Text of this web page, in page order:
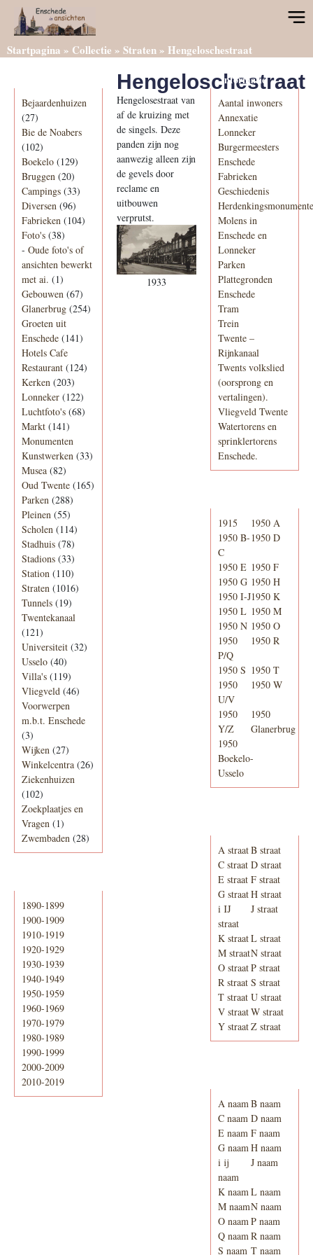
Startpagina » Collectie » Straten» Hengeloschestraat
Bejaardenhuizen
(27)
Bie de Noabers
(102)
Boekelo (129)
Bruggen (20)
Campings (33)
Diversen (96)
Fabrieken (104)
Foto's (38)
- Oude foto's of
ansichten bewerkt
met ai. (1)
Gebouwen (67)
Glanerbrug (254)
Groeten uit
Enschede (141)
Hotels Cafe
Restaurant (124)
Kerken (203)
Lonneker (122)
Luchtfoto's (68)
Markt (141)
Monumenten
Kunstwerken (33)
Musea (82)
Oud Twente (165)
Parken (288)
Pleinen (55)
Scholen (114)
Stadhuis (78)
Stadions (33)
Station (110)
Straten (1016)
Tunnels (19)
Twentekanaal
(121)
Universiteit (32)
Usselo (40)
Villa's (119)
Vliegveld (46)
Voorwerpen
m.b.t. Enschede
(3)
Wijken (27)
Winkelcentra (26)
Ziekenhuizen
(102)
Zoekplaatjes en
Vragen (1)
Zwembaden (28)
1890-1899
1900-1909
1910-1919
1920-1929
1930-1939
1940-1949
1950-1959
1960-1969
1970-1979
1980-1989
1990-1999
2000-2009
2010-2019
Hengeloschestraat
Hengelosestraat van
af de kruizing met
de singels. Deze
panden zijn nog
aanwezig alleen zijn
de gevels door
reclame en
uitbouwen
verprutst.
1933
Informatie
Aantal inwoners
Annexatie
Lonneker
Burgermeesters
Enschede
Fabrieken
Geschiedenis
Molens in
Enschede en
Lonneker
Parken
Plattegronden
Enschede
Tram
Trein
Twente –
Rijnkanaal
Twents volkslied
(oorsprong en
vertalingen).
Vliegveld Twente
Watertorens en
sprinklertorens
Enschede.
1915
1950 A
1950 B-
C
1950 D
1950 E 1950 F
1950 G 1950 H
1950 I-J1950 K
1950 L 1950 M
1950 N 1950 O
1950
P/Q
1950 R
1950 S 1950 T
1950
U/V
1950 W
1950
Y/Z
1950
Glanerbrug
1950
Boekelo-
Usselo
A straatB straat
C straat D straat
E straat F straat
G straatH straat
i IJ
straat
J straat
K straatL straat
M straatN straat
O straatP straat
R straat S straat
T straat U straat
V straatW straat
Y straatZ straat
A naamB naam
C naam D naam
E naam F naam
G naamH naam
i ij
naam
J naam
K naamL naam
M naamN naam
O naamP naam
Q naamR naam
S naam T naam